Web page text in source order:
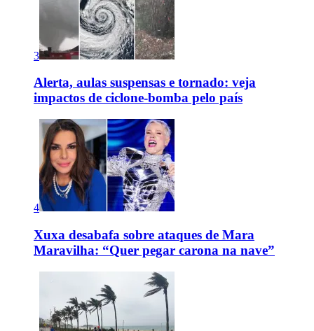
3
Alerta, aulas suspensas e tornado: veja
impactos de ciclone-bomba pelo país
4
Xuxa desabafa sobre ataques de Mara
Maravilha: “Quer pegar carona na nave”